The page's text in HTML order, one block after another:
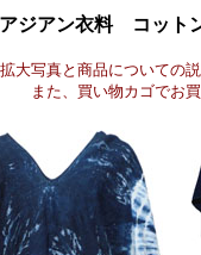
アジアン衣料 コット
大写真と商品についての
また、買い物カゴでお